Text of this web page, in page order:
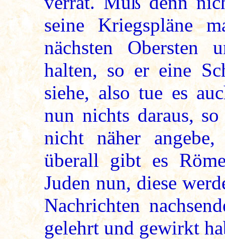
seine Kriegspläne
nächsten Obersten
halten, so er eine
siehe, also tue es
nun nichts daraus,
nicht näher
überall gibt es
Juden nun, diese
Nachrichten
gelehrt und gewirkt